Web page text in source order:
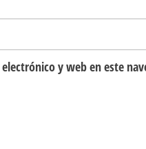
y web en este